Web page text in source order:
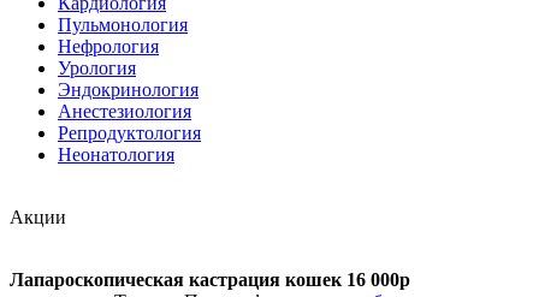
Пульмонология
Нефрология
Урология
Эндокринология
Анестезиология
Репродуктология
Неонатология
Акции
Лапароскопическая кастрация кошек 16 000р